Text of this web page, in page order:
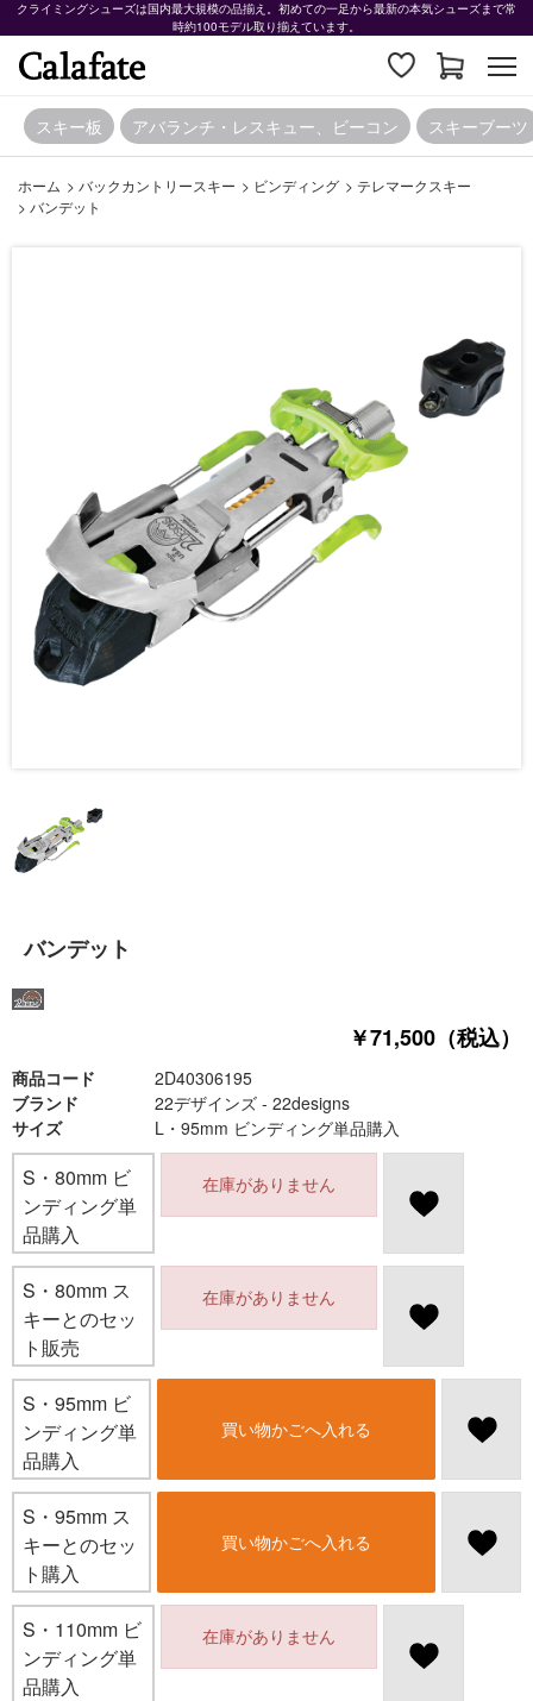
クライミングシューズは国内最大規模の品揃え。初めての一足から最新の本気シューズまで常
時約100モデル取り揃えています。
スキー板 アバランチ・レスキュー、ビーコン スキーブーツ
ホーム > バックカントリースキー > ビンディング > テレマークスキー
> バンデット
バンデット
￥71,500（税込）
商品コード
2D40306195
ブランド
22デザインズ - 22designs
サイズ
L・95mm ビンディング単品購入
S・80mm ビ
ンディング単
品購入
在庫がありません
S・80mm ス
キーとのセッ
ト販売
在庫がありません
S・95mm ビ
ンディング単
品購入
買い物かごへ入れる
S・95mm ス
キーとのセッ
ト購入
買い物かごへ入れる
S・110mm ビ
ンディング単
品購入
在庫がありません